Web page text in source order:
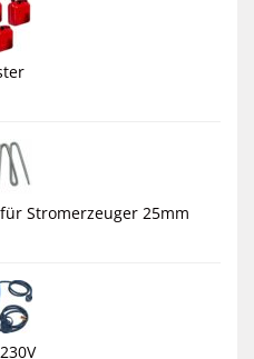
Stromerzeuger 25mm